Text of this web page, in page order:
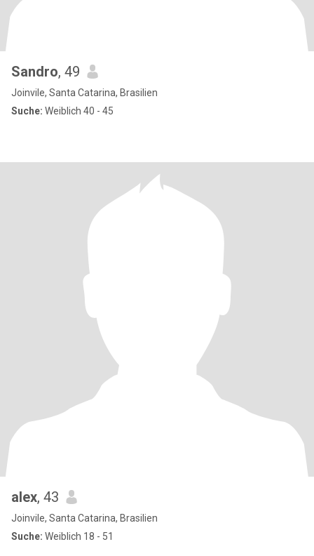
Sandro, 49
Joinvile, Santa Catarina, Brasilien
Suche: Weiblich 40 - 45
alex, 43
Joinvile, Santa Catarina, Brasilien
Suche: Weiblich 18 - 51